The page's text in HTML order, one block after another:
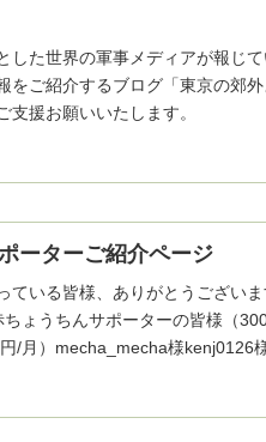
した世界の軍事メディアが報じ
をご紹介するブログ「東京の郊
支援お願いいたします。
ーターご紹介ページ
ている皆様、ありがとうござい
ょうちんサポーターの皆様（
/月）mecha_mecha様kenj0126